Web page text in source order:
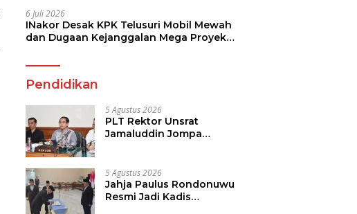
6 Juli 2026
INakor Desak KPK Telusuri Mobil Mewah
dan Dugaan Kejanggalan Mega Proyek
Pendidikan
5 Agustus 2026
PLT Rektor Unsrat
Jamaluddin Jompa
Kampus Kondusif
5 Agustus 2026
Jahja Paulus Rondonuwu
Resmi Jadi Kadis